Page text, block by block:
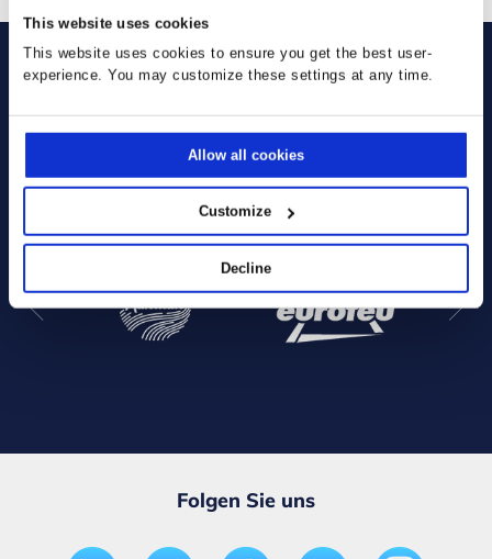
This website uses cookies
This website uses cookies to ensure you get the best user-
experience. You may customize these settings at any time.
Allow all cookies
Customize
Decline
Sie verwenden bereits unsere
Lösungen:
Folgen Sie uns